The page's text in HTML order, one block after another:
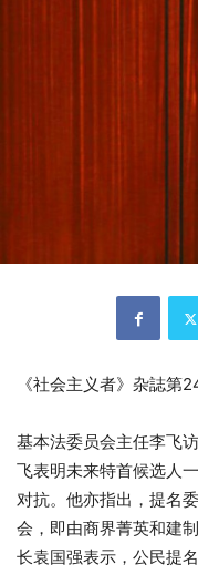
《社会主义者》杂誌第
基本法委员会主任李飞
飞表明未来特首候选人
对抗。他亦指出，提名
会，即由商界菁英和建
长袁国强表示，公民提